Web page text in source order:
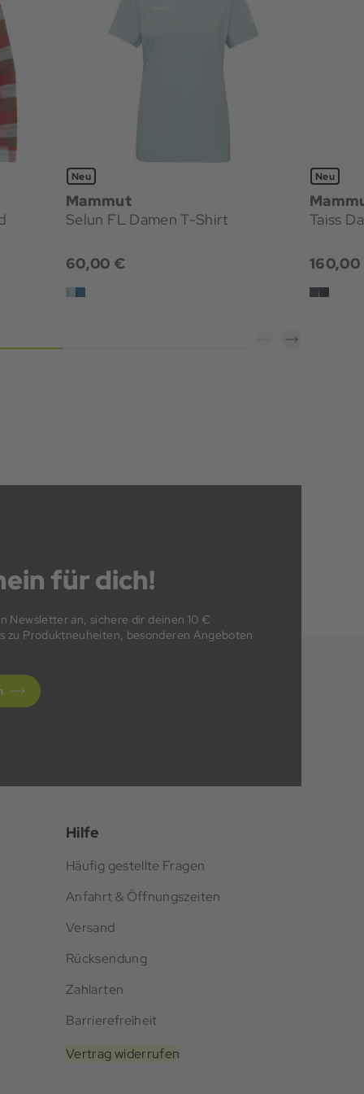
Neu
Mammut
Selun FL Damen T-Shirt
60,00 €
Neu
Taiss
für dich!
Newsletter an, sichere dir deinen 10 €
zu Produktneuheiten, besonderen Angeboten
Hilfe
Häufig gestellte Fragen
Anfahrt & Öffnungszeiten
Versand
Rücksendung
Zahlarten
Barrierefreiheit
Vertrag widerrufen